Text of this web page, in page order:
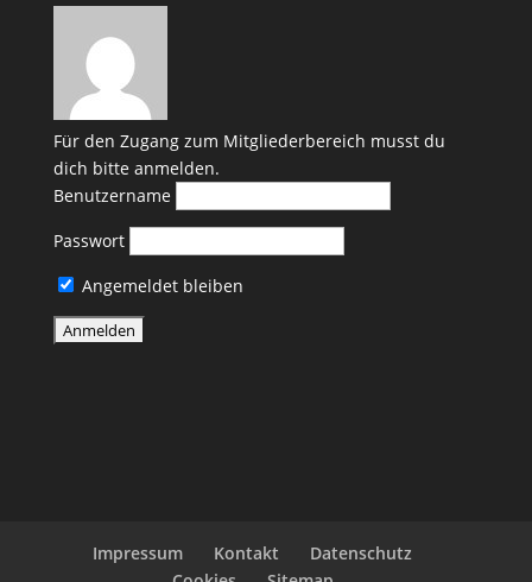
Für den Zugang zum Mitgliederbereich musst du
dich bitte anmelden.
Benutzername
Passwort
Angemeldet bleiben
Impressum Kontakt
Datenschutz